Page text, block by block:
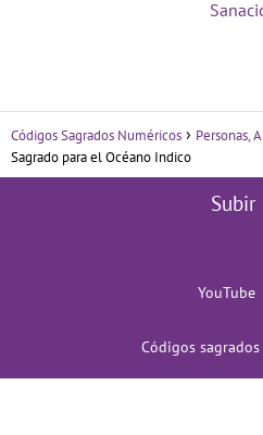
Códigos Sagrados Numéricos Personas,
Sagrado para el Océano Indico
Subir
YouTube
Códigos sagrados